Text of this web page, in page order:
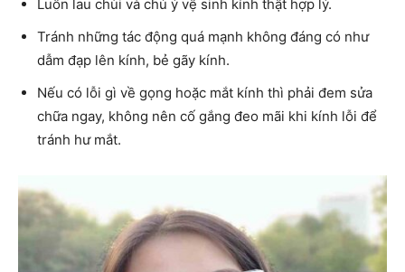
Luôn lau chùi và chú ý vệ sinh kính thật hợp lý.
Tránh những tác động quá mạnh không đáng có như
dẫm đạp lên kính, bẻ gãy kính.
Nếu có lỗi gì về gọng hoặc mắt kính thì phải đem sửa
chữa ngay, không nên cố gắng đeo mãi khi kính lỗi để
tránh hư mắt.